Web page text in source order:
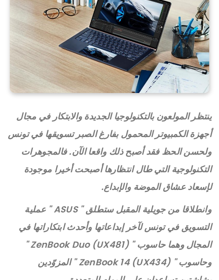
ينتظر المولعون بالتكنولوجيا الجديدة والابتكار في مجال
أجهزة الكمبيوتر المحمول بفارغ الصبر تسويقها في تونس
ولحسن الحظ فقد أصبح ذلك واقعا الآن. فالمجوهرات
التكنولوجية التي طال انتظارها أصبحت أخيرا موجودة
لإسعاد عشاق الموضة والإبداع.
وانطلاقا من جويلية المقبل ستطلق " ASUS " عملية
التسويق في تونس لآخر إبداعاتها وأحدث ابتكاراتها في
المجال وهما حاسوب " ZenBook Duo (UX481) "
وحاسوب " ZenBook 14 (UX434) " المزوّدين